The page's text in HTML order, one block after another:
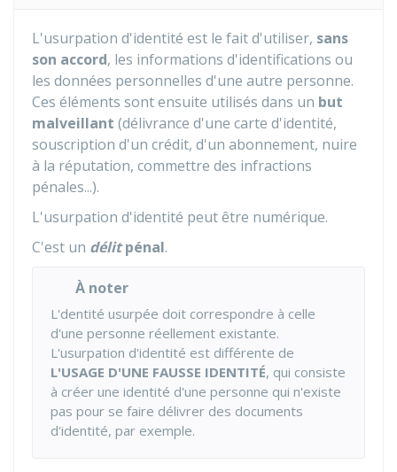
L'usurpation d'identité est le fait d'utiliser, sans
son accord, les informations d'identifications ou
les données personnelles d'une autre personne.
Ces éléments sont ensuite utilisés dans un but
malveillant (délivrance d'une carte d'identité,
souscription d'un crédit, d'un abonnement, nuire
à la réputation, commettre des infractions
pénales...).
L'usurpation d'identité peut être numérique.
C'est un délitpénal.
À noter
L'dentité usurpée doit correspondre à celle
d'une personne réellement existante.
L'usurpation d'identité est différente de
L'USAGE D'UNE FAUSSE IDENTITÉ, qui consiste
à créer une identité d'une personne qui n'existe
pas pour se faire délivrer des documents
d'identité, par exemple.